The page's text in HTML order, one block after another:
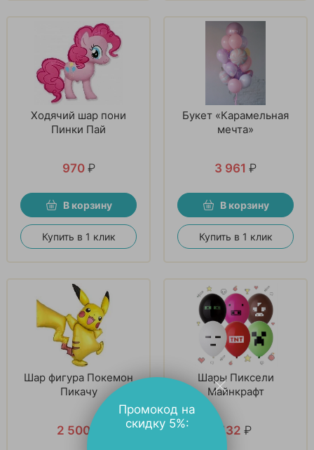
Ходячий шар пони
Пинки Пай
970 ₽
В корзину
Купить в 1 клик
Букет «Карамельная
мечта»
3 961 ₽
В корзину
Купить в 1 клик
Шар фигура Покемон
Пикачу
2 500
Шары Пиксели
Майнкрафт
132 ₽
Промокод на
скидку 5%: